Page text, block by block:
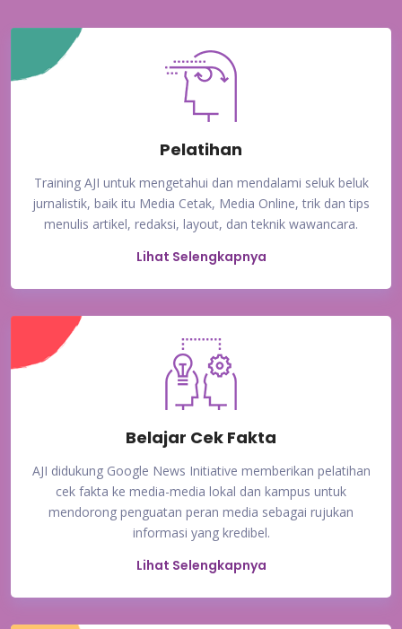
Pelatihan
Training AJI untuk mengetahui dan mendalami seluk beluk
jurnalistik, baik itu Media Cetak, Media Online, trik dan tips
menulis artikel, redaksi, layout, dan teknik wawancara.
Lihat Selengkapnya
Belajar Cek Fakta
AJI didukung Google News Initiative memberikan pelatihan
cek fakta ke media-media lokal dan kampus untuk
mendorong penguatan peran media sebagai rujukan
informasi yang kredibel.
Lihat Selengkapnya